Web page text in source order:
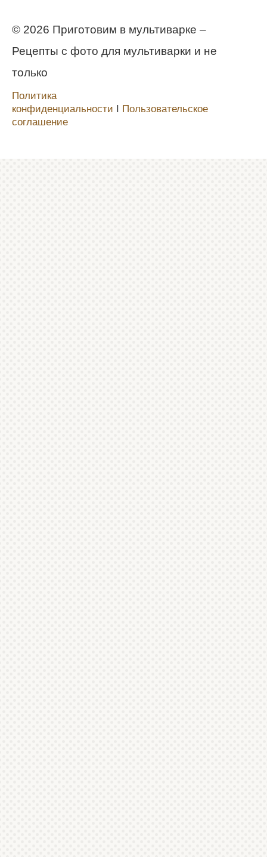
© 2026 Приготовим в мультиварке –
Рецепты с фото для мультиварки и не
только
Политика
конфиденциальности Ι Пользовательское
соглашение